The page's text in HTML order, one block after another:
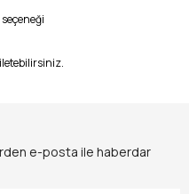
e-posta ile haberdar